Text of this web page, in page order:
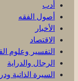
أدب
أصول الفقه
الأخبار
الاقتصاد
التفسير وعلوم
الرجال والدراية
السيرة الذاتية